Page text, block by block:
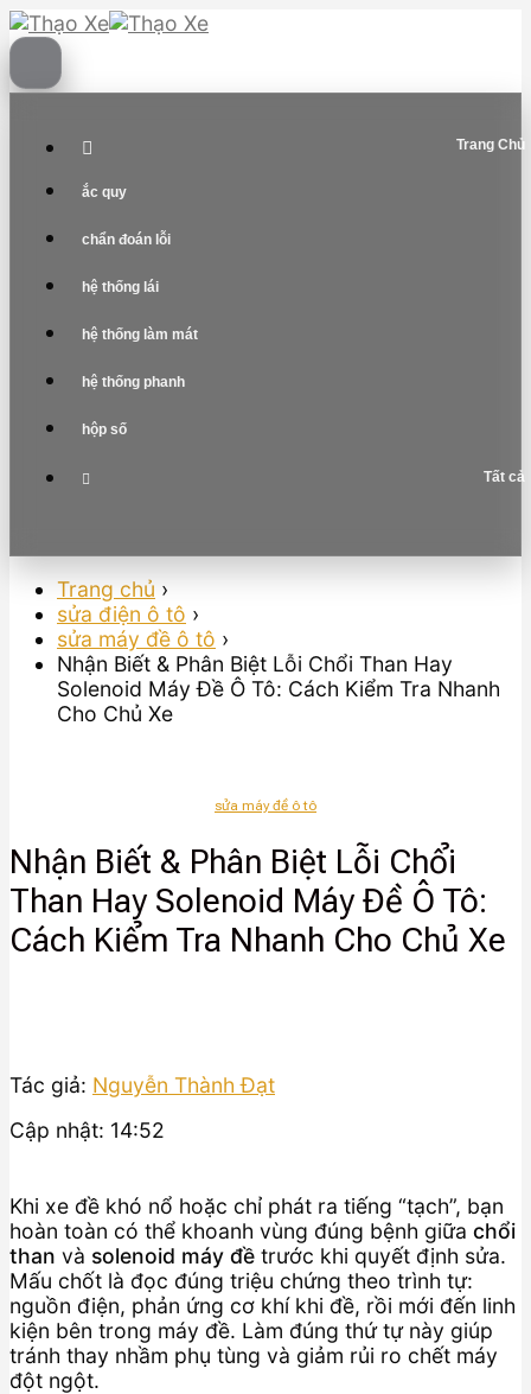
Skip
to
content
Trang Chủ
ắc quy
chẩn đoán lỗi
hệ thống lái
hệ thống làm mát
hệ thống phanh
hộp số
Tất cả
Trang chủ ›
sửa điện ô tô ›
sửa máy đề ô tô ›
Nhận Biết & Phân Biệt Lỗi Chổi Than Hay
Solenoid Máy Đề Ô Tô: Cách Kiểm Tra Nhanh
Cho Chủ Xe
sửa máy đề ô tô
Nhận Biết & Phân Biệt Lỗi Chổi
Than Hay Solenoid Máy Đề Ô Tô:
Cách Kiểm Tra Nhanh Cho Chủ Xe
Tác giả: Nguyễn Thành Đạt
Cập nhật: 14:52
Khi xe đề khó nổ hoặc chỉ phát ra tiếng “tạch”, bạn
hoàn toàn có thể khoanh vùng đúng bệnh giữa chổi
than và solenoid máy đề trước khi quyết định sửa.
Mấu chốt là đọc đúng triệu chứng theo trình tự:
nguồn điện, phản ứng cơ khí khi đề, rồi mới đến linh
kiện bên trong máy đề. Làm đúng thứ tự này giúp
tránh thay nhầm phụ tùng và giảm rủi ro chết máy
đột ngột.